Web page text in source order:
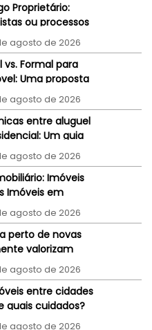
Proprietário:
ou processos
podem
recém-
agosto de 2026
vs. Formal para
Uma proposta
ou e-mail
agosto de 2026
entre aluguel
Um guia
agosto de 2026
Imóveis
Imóveis em
x capital)
agosto de 2026
perto de novas
valorizam
agosto de 2026
entre cidades
quais cuidados?
agosto de 2026